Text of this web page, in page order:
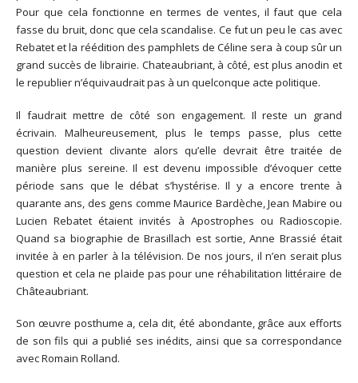
Pour que cela fonctionne en termes de ventes, il faut que cela
fasse du bruit, donc que cela scandalise. Ce fut un peu le cas avec
Rebatet et la réédition des pamphlets de Céline sera à coup sûr un
grand succès de librairie. Chateaubriant, à côté, est plus anodin et
le republier n’équivaudrait pas à un quelconque acte politique.
Il faudrait mettre de côté son engagement. Il reste un grand
écrivain. Malheureusement, plus le temps passe, plus cette
question devient clivante alors qu’elle devrait être traitée de
manière plus sereine. Il est devenu impossible d’évoquer cette
période sans que le débat s’hystérise. Il y a encore trente à
quarante ans, des gens comme Maurice Bardèche, Jean Mabire ou
Lucien Rebatet étaient invités à Apostrophes ou Radioscopie.
Quand sa biographie de Brasillach est sortie, Anne Brassié était
invitée à en parler à la télévision. De nos jours, il n’en serait plus
question et cela ne plaide pas pour une réhabilitation littéraire de
Châteaubriant.
Son œuvre posthume a, cela dit, été abondante, grâce aux efforts
de son fils qui a publié ses inédits, ainsi que sa correspondance
avec Romain Rolland.